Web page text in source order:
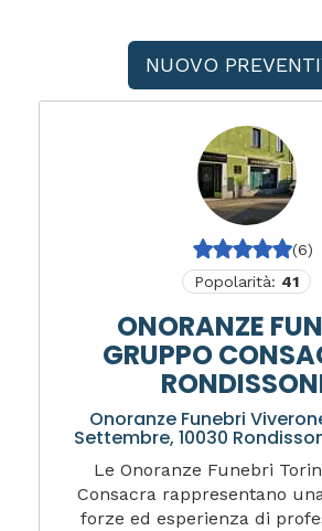
NUOVO
(6)
Popolarità: 41
ONORANZE
GRUPPO
Onoranze Funebri
Settembre, 10030
Le Onoranze Funebri
Consacra rappresentano
forze ed esperienza di